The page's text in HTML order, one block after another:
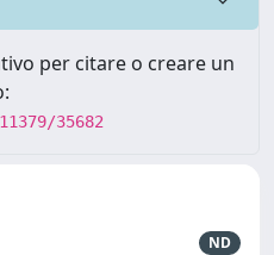
per citare o creare un
35682
ND